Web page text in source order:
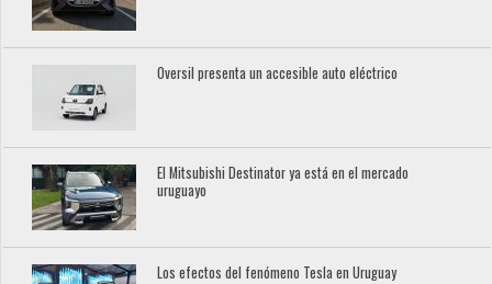
Oversil presenta un accesible auto eléctrico
El Mitsubishi Destinator ya está en el mercado
uruguayo
Los efectos del fenómeno Tesla en Uruguay